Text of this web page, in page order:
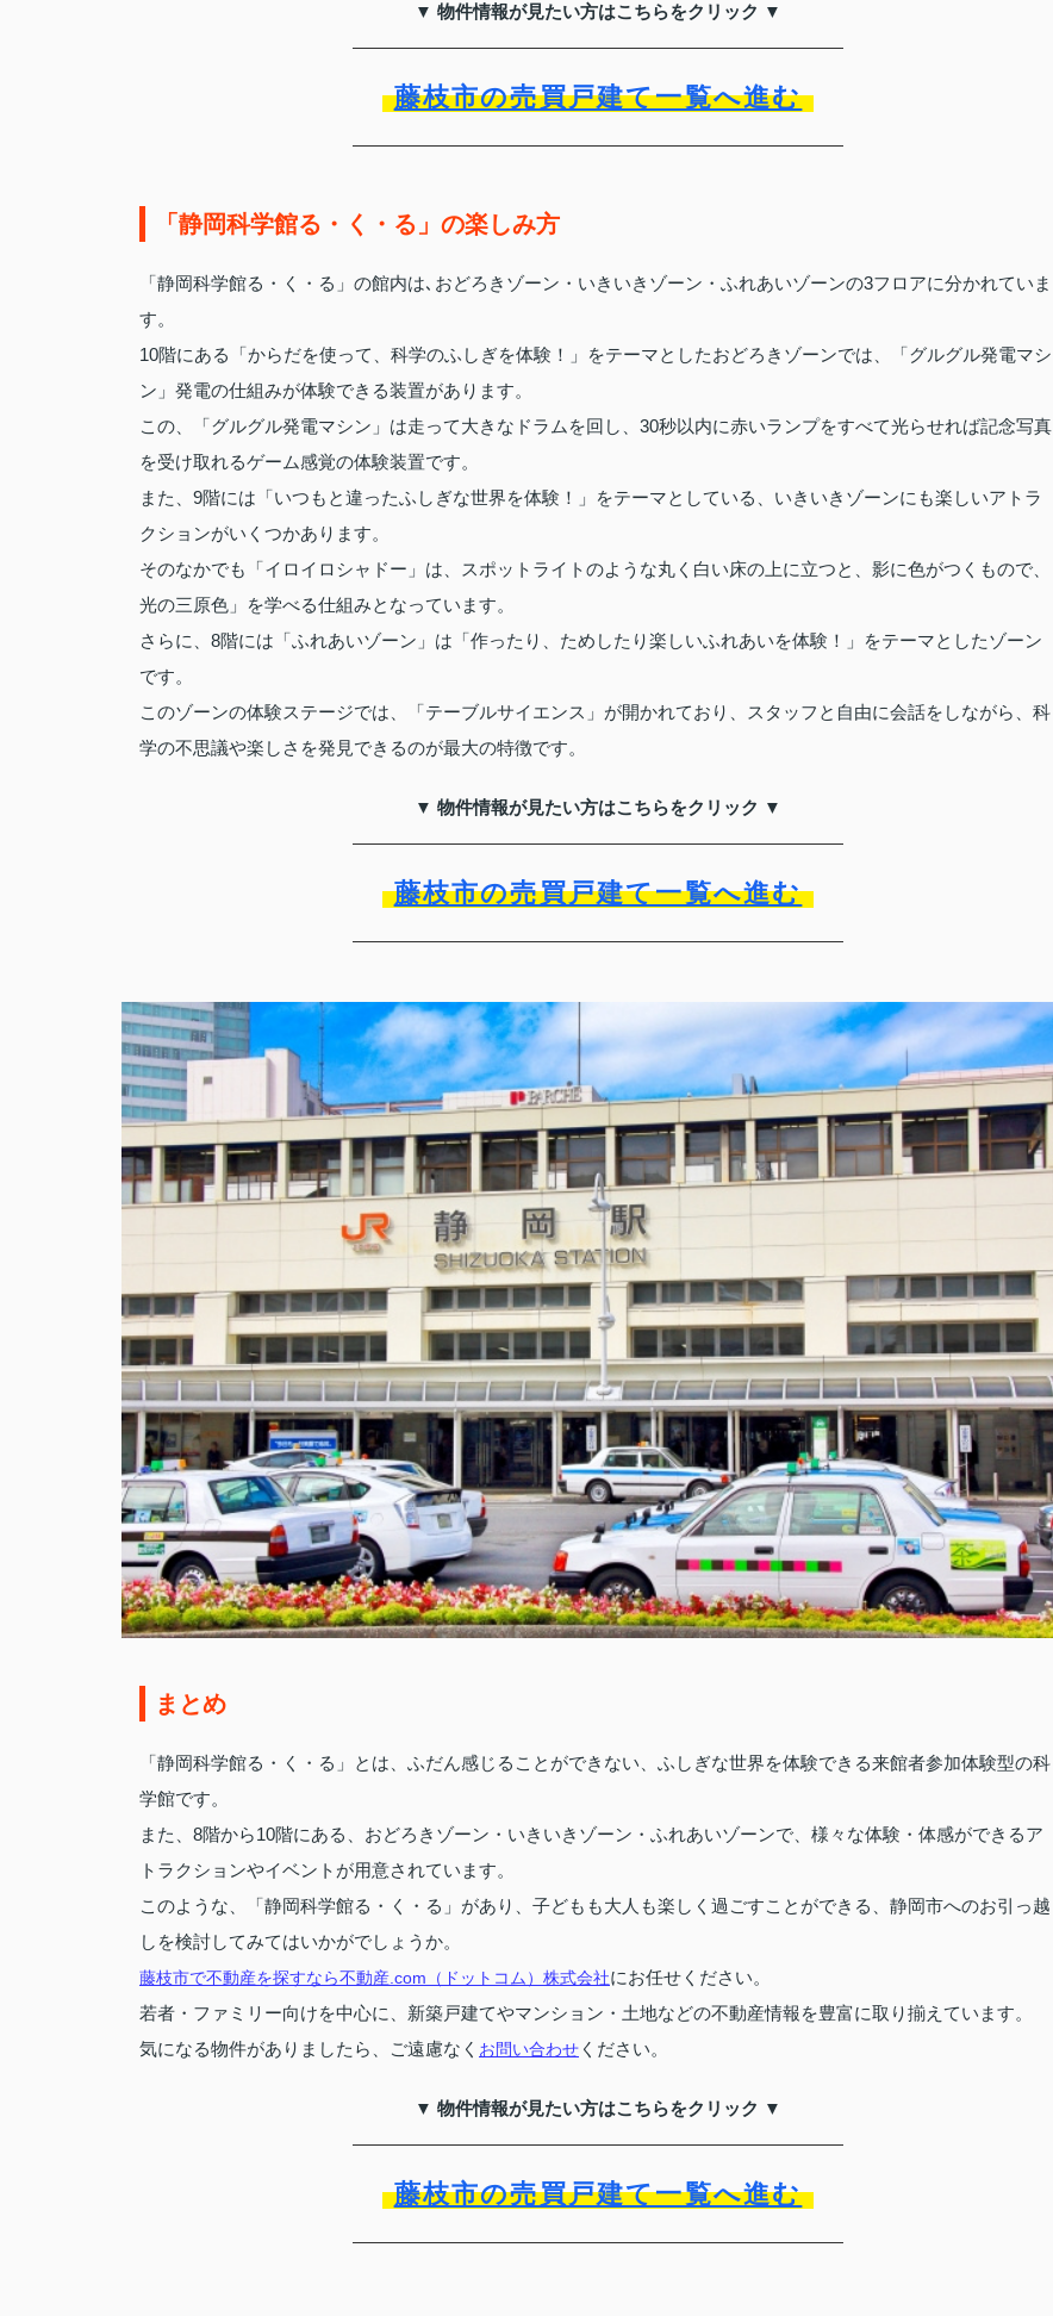
▼ 物件情報が見たい方はこちらをクリック ▼
藤枝市の売買戸建て一覧へ進む
「静岡科学館る・く・る」の楽しみ方
「静岡科学館る・く・る」の館内は､おどろきゾーン・いきいきゾーン・ふれあいゾーンの3フロアに分かれていま
す。
10階にある「からだを使って、科学のふしぎを体験！」をテーマとしたおどろきゾーンでは、「グルグル発電マシ
ン」発電の仕組みが体験できる装置があります。
この、「グルグル発電マシン」は走って大きなドラムを回し、30秒以内に赤いランプをすべて光らせれば記念写真
を受け取れるゲーム感覚の体験装置です。
また、9階には「いつもと違ったふしぎな世界を体験！」をテーマとしている、いきいきゾーンにも楽しいアトラ
クションがいくつかあります。
そのなかでも「イロイロシャドー」は、スポットライトのような丸く白い床の上に立つと、影に色がつくもので、
光の三原色」を学べる仕組みとなっています。
さらに、8階には「ふれあいゾーン」は「作ったり、ためしたり楽しいふれあいを体験！」をテーマとしたゾーン
です。
このゾーンの体験ステージでは、「テーブルサイエンス」が開かれており、スタッフと自由に会話をしながら、科
学の不思議や楽しさを発見できるのが最大の特徴です。
▼ 物件情報が見たい方はこちらをクリック ▼
藤枝市の売買戸建て一覧へ進む
まとめ
「静岡科学館る・く・る」とは、ふだん感じることができない、ふしぎな世界を体験できる来館者参加体験型の科
学館です。
また、8階から10階にある、おどろきゾーン・いきいきゾーン・ふれあいゾーンで、様々な体験・体感ができるア
トラクションやイベントが用意されています。
このような、「静岡科学館る・く・る」があり、子どもも大人も楽しく過ごすことができる、静岡市へのお引っ越
しを検討してみてはいかがでしょうか。
藤枝市で不動産を探すなら不動産.com（ドットコム）株式会社にお任せください。
若者・ファミリー向けを中心に、新築戸建てやマンション・土地などの不動産情報を豊富に取り揃えています。
気になる物件がありましたら、ご遠慮なく お問い合わせ ください。
▼ 物件情報が見たい方はこちらをクリック ▼
藤枝市の売買戸建て一覧へ進む